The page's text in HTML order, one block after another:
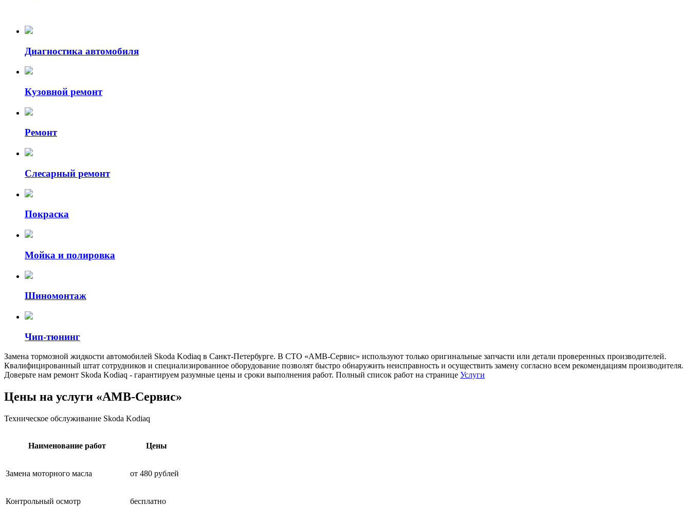
Диагностика автомобиля
Кузовной ремонт
Ремонт
Слесарный ремонт
Покраска
Мойка и полировка
Шиномонтаж
Чип-тюнинг
Замена тормозной жидкости автомобилей Skoda Kodiaq в Санкт-Петербурге. В СТО «АМВ-Сервис» используют только оригинальные запчасти или детали проверенных производителей.
Квалифицированный штат сотрудников и специализированное оборудование позволят быстро обнаружить неисправность и осуществить замену согласно всем рекомендациям производителя.
Доверьте нам ремонт Skoda Kodiaq - гарантируем разумные цены и сроки выполнения работ. Полный список работ на странице Услуги
Цены на услуги «АМВ-Сервис»
Техническое обслуживание Skoda Kodiaq
Наименование работ Цены
Замена моторного масла от 480 рублей
Контрольный осмотр бесплатно